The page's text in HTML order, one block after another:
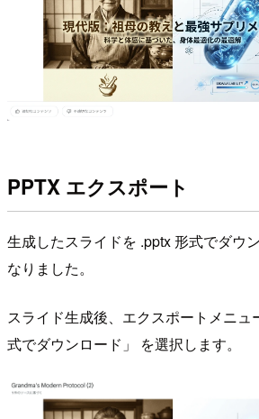
PPTX エクスポート
生成したスライドを .pptx 形式でダウ
なりました。
スライド生成後、エクスポートメニ
式でダウンロード」 を選択します。